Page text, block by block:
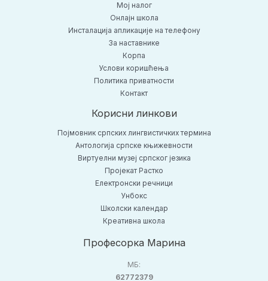
Moj налог
Онлајн школа
Инсталација апликације на телефону
За наставнике
Корпа
Услови коришћења
Политика приватности
Контакт
Корисни линкови
Појмовник српских лингвистичких термина
Антологија српске књижевности
Виртуелни музеј српског језика
Пројекат Растко
Електронски речници
Унбокс
Школски календар
Креативна школа
Професорка Марина
МБ:
62772379